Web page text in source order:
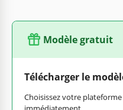
Modèle gratuit
Télécharger le
Choisissez votre